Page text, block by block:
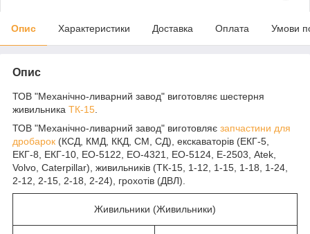
Опис Характеристики Доставка Оплата Умови
Опис
ТОВ "Механічно-ливарний завод" виготовляє шестерня
живильника ТК-15
ТОВ "Механічно-ливарний завод" виготовляє запчастини для
дробарок (КСД, КМД, ККД, СМ, СД), екскаваторів (ЕКГ-5,
ЕКГ-8, ЕКГ-10, ЕО-5122, ЕО-4321, ЕО-5124, Е-2503, Atek,
Volvo, Caterpillar), живильників (ТК-15, 1-12, 1-15, 1-18, 1-24,
2-12, 2-15, 2-18, 2-24), грохотів (ДВЛ).
Живильники (Живильники)